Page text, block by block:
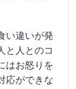
い違いが発
と人とのコ
はお怒りを
応ができな